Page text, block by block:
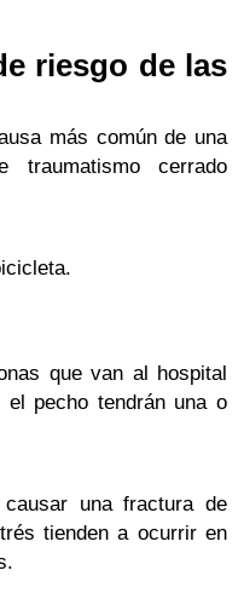
riesgo de las
más común de una
cerrado
que van al hospital
el pecho tendrán una o
una fractura de
tienden a ocurrir en